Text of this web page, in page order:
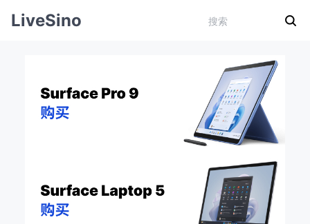
LiveSino